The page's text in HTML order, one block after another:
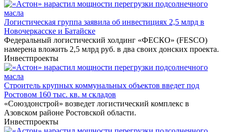
Логистическая группа заявила об инвестициях 2,5 млрд в
Новочеркасске и Батайске
Федеральный логистический холдинг «ФЕСКО» (FESCO)
намерена вложить 2,5 млрд руб. в два своих донских проекта.
Инвестпроекты
Строитель крупных коммунальных объектов введет под
Ростовом 160 тыс. кв. м складов
«Союздонстрой» возведет логистический комплекс в
Азовском районе Ростовской области.
Инвестпроекты